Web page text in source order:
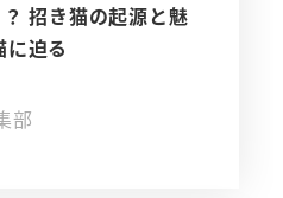
招き猫の起源と魅
迫る
部